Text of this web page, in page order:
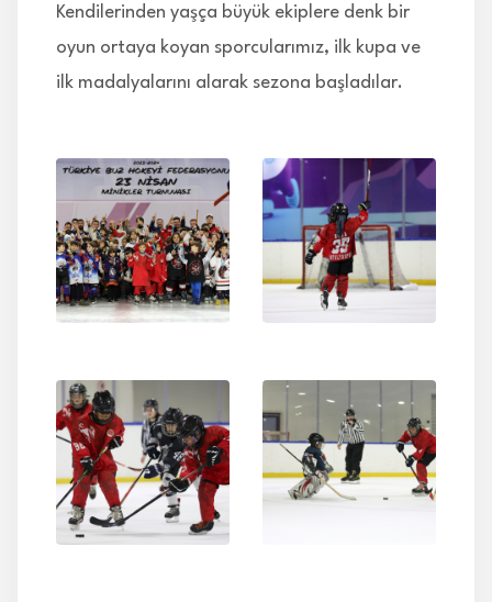
Kendilerinden yaşça büyük ekiplere denk bir
oyun ortaya koyan sporcularımız, ilk kupa ve
ilk madalyalarını alarak sezona başladılar.